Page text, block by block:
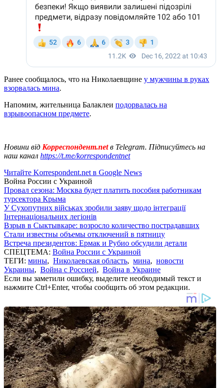
Ранее сообщалось, что на Николаевщине у мужчины в руках
взорвалась мина.
Напомим, жительница Балаклеи подорвалась на
взрывоопасном предмете.
Новини від Корреспондент.netв Telegram. Підписуйтесь на
наш канал https://t.me/korrespondentnet
Читайте Korrespondent.net в Google News
Война России с Украиной
Провал сезона: Москва будет платить пособия работникам
турсектора Крыма
У Сухопутних військах зробили заяву щодо інтеграції
Інтернаціональних легіонів
Взрыв в Сыктывкаре: возросло количество пострадавших
Стали известны объемы отключений в пятницу
Встреча президентов: Ермак и Рубио обсудили детали
СПЕЦТЕМА: Война России с Украиной
ТЕГИ: мины, Николаевская область, мина, новости
Украины, Война с Россией, Война в Украине
Если вы заметили ошибку, выделите необходимый текст и
нажмите Ctrl+Enter, чтобы сообщить об этом редакции.